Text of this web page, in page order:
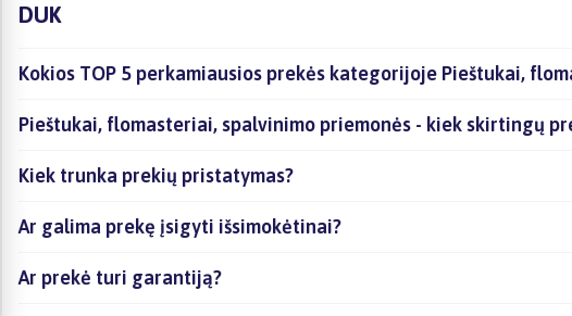
DUK
Kokios TOP 5 perkamiausios prekės kategorijoje Pieštukai,
Pieštukai, flomasteriai, spalvinimo priemonės - kiek skirtingų
Kiek trunka prekių pristatymas?
Ar galima prekę įsigyti išsimokėtinai?
Ar prekė turi garantiją?